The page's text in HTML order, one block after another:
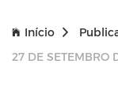
Início
27 DE SETEMBRO